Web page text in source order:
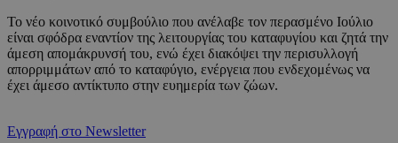
Το νέο κοινοτικό συμβούλιο που ανέλαβε τον περασμένο Ιούλιο
είναι σφόδρα εναντίον της λειτουργίας του καταφυγίου και ζητά την
άμεση απομάκρυνσή του, ενώ έχει διακόψει την περισυλλογή
απορριμμάτων από το καταφύγιο, ενέργεια που ενδεχομένως να
έχει άμεσο αντίκτυπο στην ευημερία των ζώων.
Εγγραφή στο Newsletter